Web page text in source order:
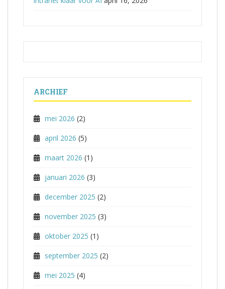
ARCHIEF
mei 2026 (2)
april 2026 (5)
maart 2026 (1)
januari 2026 (3)
december 2025 (2)
november 2025 (3)
oktober 2025 (1)
september 2025 (2)
mei 2025 (4)